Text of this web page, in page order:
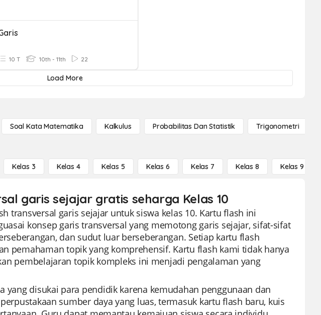
10 T 10th - 11th 22
Load More
Soal Kata Matematika Kalkulus Probabilitas Dan Statistik Trigonometri
Kelas 3 Kelas 4 Kelas 5 Kelas 6 Kelas 7 Kelas 8 Kelas 9
garis sejajar gratis seharga Kelas 10
transversal garis sejajar untuk siswa kelas 10. Kartu flash ini
konsep garis transversal yang memotong garis sejajar, sifat-sifat
dan sudut luar berseberangan. Setiap kartu flash
pemahaman topik yang komprehensif. Kartu flash kami tidak hanya
pembelajaran topik kompleks ini menjadi pengalaman yang
yang disukai para pendidik karena kemudahan penggunaan dan
sumber daya yang luas, termasuk kartu flash baru, kuis